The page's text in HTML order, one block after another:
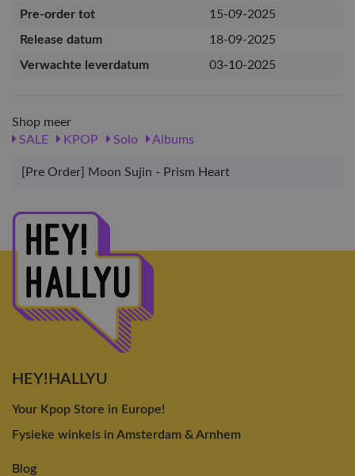
Pre-order tot
15-09-2025
Release datum
18-09-2025
Verwachte leverdatum
03-10-2025
Shop meer
SALE
KPOP Solo Albums
[Pre Order] Moon Sujin - Prism Heart
HEY!HALLYU
Your Kpop Store in Europe!
Fysieke winkels in Amsterdam & Arnhem
Blog